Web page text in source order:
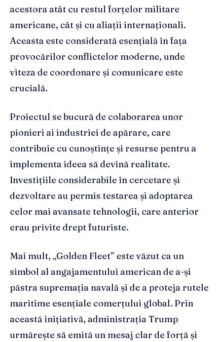
acestora atât cu restul forțelor militare
americane, cât și cu aliații internaționali.
Aceasta este considerată esențială în fața
provocărilor conflictelor moderne, unde
viteza de coordonare și comunicare este
crucială.
Proiectul se bucură de colaborarea unor
pionieri ai industriei de apărare, care
contribuie cu cunoștințe și resurse pentru a
implementa ideea să devină realitate.
Investițiile considerabile în cercetare și
dezvoltare au permis testarea și adoptarea
celor mai avansate tehnologii, care anterior
erau privite drept futuriste.
Mai mult, „Golden Fleet” este văzut ca un
simbol al angajamentului american de a-și
păstra supremația navală și de a proteja rutele
maritime esențiale comerțului global. Prin
această inițiativă, administrația Trump
urmărește să emită un mesaj clar de forță și